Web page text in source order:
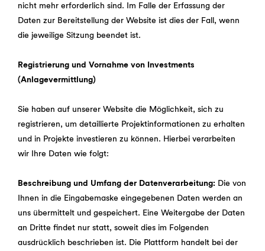
nicht mehr erforderlich sind. Im Falle der Erfassung der
Daten zur Bereitstellung der Website ist dies der Fall, wenn
die jeweilige Sitzung beendet ist.
Registrierung und Vornahme von Investments
(Anlagevermittlung)
Sie haben auf unserer Website die Möglichkeit, sich zu
registrieren, um detaillierte Projektinformationen zu erhalten
und in Projekte investieren zu können. Hierbei verarbeiten
wir Ihre Daten wie folgt:
Beschreibung und Umfang der Datenverarbeitung: Die von
Ihnen in die Eingabemaske eingegebenen Daten werden an
uns übermittelt und gespeichert. Eine Weitergabe der Daten
an Dritte findet nur statt, soweit dies im Folgenden
ausdrücklich beschrieben ist. Die Plattform handelt bei der